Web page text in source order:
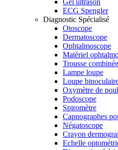
Gel ultrason
ECG Spengler
Diagnostic Spécialisé
Otoscope
Dermatoscope
Ophtalmoscope
Matériel
Trousse combinée
Lampe loupe
Loupe
Oxymètre de
Podoscope
Spiromètre
Capnographes
Négatoscope
Crayon
Echelle